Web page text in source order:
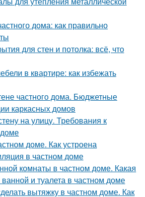
дома: как правильно
для стен и потолка: всё, что
в квартире: как избежать
частного дома. Бюджетные
каркасных домов
на улицу. Требования к
доме. Как устроена
в частном доме
комнаты в частном доме. Какая
и туалета в частном доме
вытяжку в частном доме. Как